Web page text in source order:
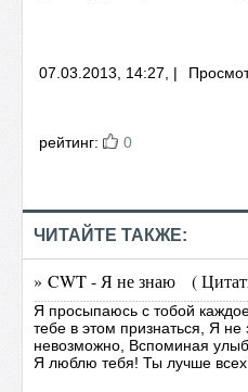
07.03.2013, 14:27, |
рейтинг: 0
ЧИТАЙТЕ ТАКЖЕ:
» CWT - Я не знаю (
Я просыпаюсь с тобой
тебе в этом признаться, Я
невозможно, Вспоминая
Я люблю тебя! Ты лучше